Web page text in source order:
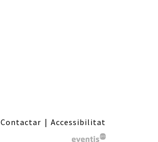
Contactar | Accessibilitat